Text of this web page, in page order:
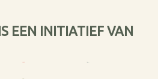
EEN INITIATIEF VAN